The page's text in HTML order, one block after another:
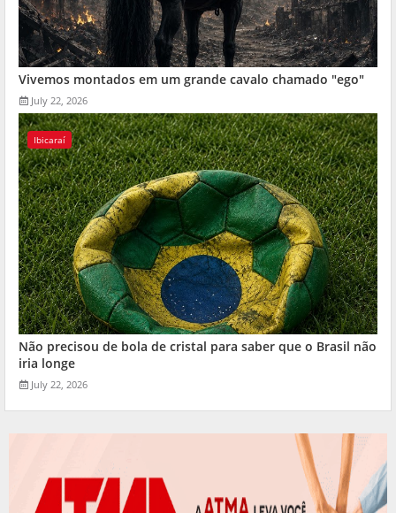
Vivemos montados em um grande cavalo chamado "ego"
July 22, 2026
Ibicaraí
Não precisou de bola de cristal para saber que o Brasil não
iria longe
July 22, 2026